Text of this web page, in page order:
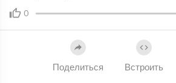
0
Поделиться Встроить